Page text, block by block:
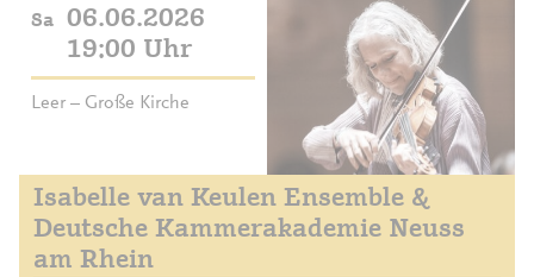
Sa 06.06.2026
19:00 Uhr
Leer – Große Kirche
Isabelle van Keulen Ensemble &
Deutsche Kammerakademie Neuss
am Rhein